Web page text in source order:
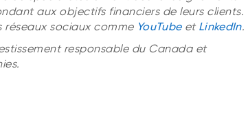
aux objectifs financiers de leurs clients.
réseaux sociaux comme YouTubeet LinkedIn.
responsable du Canada et